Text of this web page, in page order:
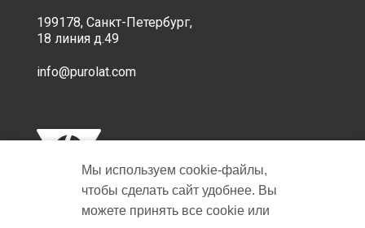
199178, Санкт-Петербург,
18 линия д.49
info@purolat.com
Мы используем cookie‑файлы,
чтобы сделать сайт удобнее. Вы
можете принять все cookie или